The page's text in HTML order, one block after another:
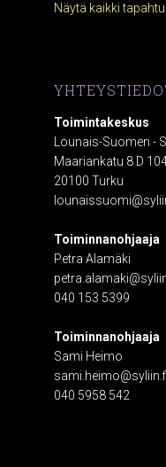
Näytä kaikki
Toimintakeskus
Lounais-Suomen -
Maariankatu 8 D
20100 Turku
Toiminnanohjaaja
Petra Alamäki
040 153 5399
Toiminnanohjaaja
Sami Heimo
040 5958 542